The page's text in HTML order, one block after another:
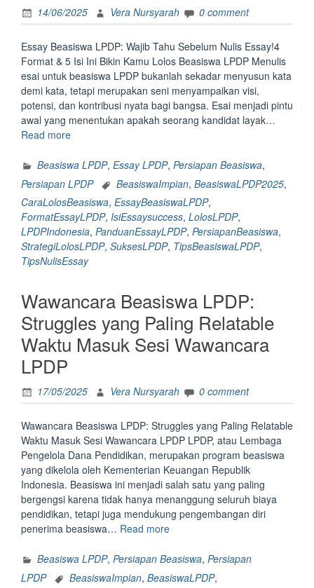
14/06/2025 Vera Nursyarah 0 comment
Essay Beasiswa LPDP: Wajib Tahu Sebelum Nulis Essay!4
Format & 5 Isi Ini Bikin Kamu Lolos Beasiswa LPDP Menulis
esai untuk beasiswa LPDP bukanlah sekadar menyusun kata
demi kata, tetapi merupakan seni menyampaikan visi,
potensi, dan kontribusi nyata bagi bangsa. Esai menjadi pintu
awal yang menentukan apakah seorang kandidat layak…
Read more“<strong>Essay
LPDP:
Wajib
Sebelum
Nulis
Essay!
<br>4
Format
5
Isi
Ini
Bikin
Kamu
Beasiswa
LPDP</strong>”
Beasiswa LPDP, Essay LPDP, Persiapan Beasiswa,
Persiapan LPDP
BeasiswaImpian, BeasiswaLPDP2025,
CaraLolosBeasiswa, EssayBeasiswaLPDP,
FormatEssayLPDP, IsiEssaysuccess, LolosLPDP,
LPDPIndonesia, PanduanEssayLPDP, PersiapanBeasiswa,
StrategiLolosLPDP, SuksesLPDP, TipsBeasiswaLPDP,
TipsNulisEssay
Wawancara Beasiswa LPDP:
Struggles yang Paling Relatable
Waktu Masuk Sesi Wawancara
LPDP
17/05/2025 Vera Nursyarah 0 comment
Wawancara Beasiswa LPDP: Struggles yang Paling Relatable
Waktu Masuk Sesi Wawancara LPDP LPDP, atau Lembaga
Pengelola Dana Pendidikan, merupakan program beasiswa
yang dikelola oleh Kementerian Keuangan Republik
Indonesia. Beasiswa ini menjadi salah satu yang paling
bergengsi karena tidak hanya menanggung seluruh biaya
pendidikan, tetapi juga mendukung pengembangan diri
penerima beasiswa… Read more“Wawancara
LPDP:
Struggles
Beasiswa LPDP, Persiapan Beasiswa, Persiapan
LPDP
BeasiswaImpian, BeasiswaLPDP,